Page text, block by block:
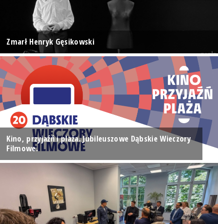
Zmarł Henryk Gęsikowski
Kino, przyjaźń i plaża. Jubileuszowe Dąbskie Wieczory
Filmowe.